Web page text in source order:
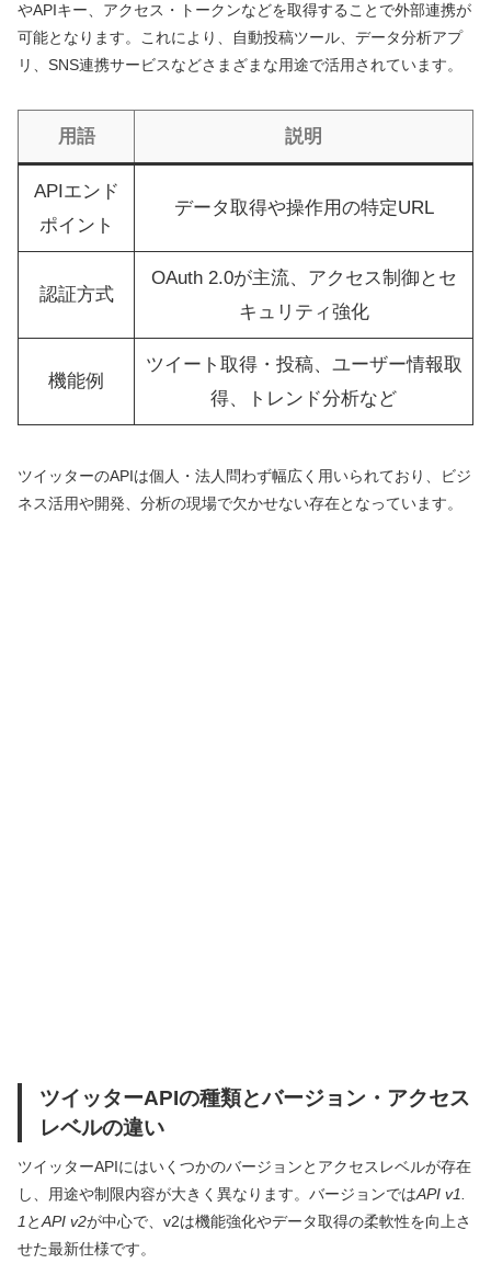
やAPIキー、アクセス・トークンなどを取得することで外部連携が
可能となります。これにより、自動投稿ツール、データ分析アプ
リ、SNS連携サービスなどさまざまな用途で活用されています。
用語 説明
APIエンド
ポイント
データ取得や操作用の特定URL
認証方式
OAuth 2.0が主流、アクセス制御とセ
キュリティ強化
機能例
ツイート取得・投稿、ユーザー情報取
得、トレンド分析など
ツイッターのAPIは個人・法人問わず幅広く用いられており、ビジ
ネス活用や開発、分析の現場で欠かせない存在となっています。
ツイッターAPIの種類とバージョン・アクセス
レベルの違い
ツイッターAPIにはいくつかのバージョンとアクセスレベルが存在
し、用途や制限内容が大きく異なります。バージョンではAPI v1.
1 とAPI v2が中心で、v2は機能強化やデータ取得の柔軟性を向上さ
せた最新仕様です。